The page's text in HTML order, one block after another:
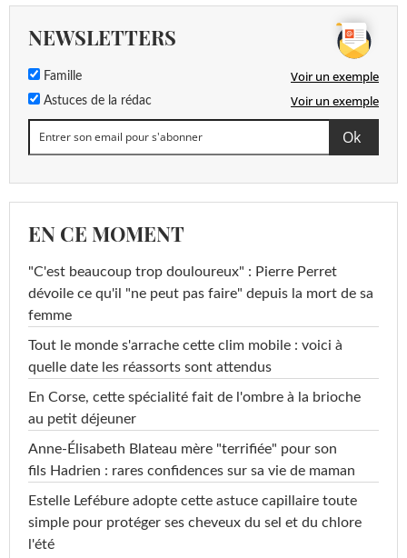
NEWSLETTERS
Famille Voir un exemple
Astuces de la rédac Voir un exemple
EN CE MOMENT
"C'est beaucoup trop douloureux" : Pierre Perret
dévoile ce qu'il "ne peut pas faire" depuis la mort de sa
femme
Tout le monde s'arrache cette clim mobile : voici à
quelle date les réassorts sont attendus
En Corse, cette spécialité fait de l'ombre à la brioche
au petit déjeuner
Anne-Élisabeth Blateau mère "terrifiée" pour son
fils Hadrien : rares confidences sur sa vie de maman
Estelle Lefébure adopte cette astuce capillaire toute
simple pour protéger ses cheveux du sel et du chlore
l'été